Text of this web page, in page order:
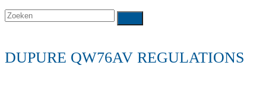
Zoeken
Verzenden
DUPURE QW76AV REGULATIONS